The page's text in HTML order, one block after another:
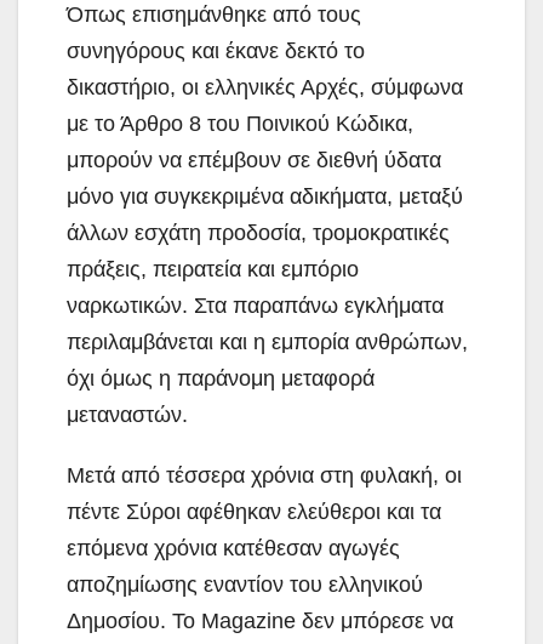
Όπως επισημάνθηκε από τους
συνηγόρους και έκανε δεκτό το
δικαστήριο, οι ελληνικές Αρχές, σύμφωνα
με το Άρθρο 8 του Ποινικού Κώδικα,
μπορούν να επέμβουν σε διεθνή ύδατα
μόνο για συγκεκριμένα αδικήματα, μεταξύ
άλλων εσχάτη προδοσία, τρομοκρατικές
πράξεις, πειρατεία και εμπόριο
ναρκωτικών. Στα παραπάνω εγκλήματα
περιλαμβάνεται και η εμπορία ανθρώπων,
όχι όμως η παράνομη μεταφορά
μεταναστών.
Μετά από τέσσερα χρόνια στη φυλακή, οι
πέντε Σύροι αφέθηκαν ελεύθεροι και τα
επόμενα χρόνια κατέθεσαν αγωγές
αποζημίωσης εναντίον του ελληνικού
Δημοσίου. Το Magazine δεν μπόρεσε να